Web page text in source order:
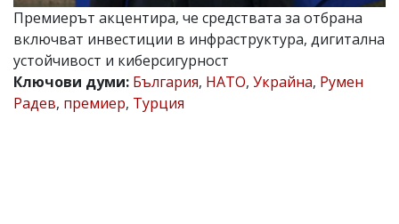
Иван
Колев,
email:
office@flagman.bg
Коментарите
под
Премиерът акцентира, че средствата за отбрана
включват инвестиции в инфраструктура, дигитална
устойчивост и киберсигурност
Ключови думи: България, НАТО, Украйна, Румен
Радев, премиер, Турция